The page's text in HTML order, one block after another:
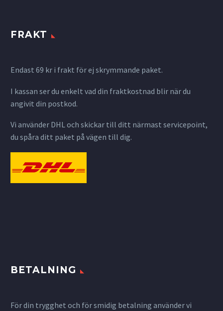
FRAKT
Endast 69 kr i frakt för ej skrymmande paket.
I kassan ser du enkelt vad din fraktkostnad blir när du
angivit din postkod.
Vi använder DHL och skickar till ditt närmast servicepoint,
du spåra ditt paket på vägen till dig.
BETALNING
För din trygghet och för smidig betalning använder vi